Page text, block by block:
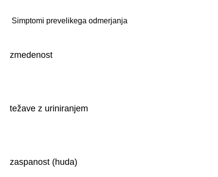
Simptomi prevelikega odmerjanja
zmedenost
težave z uriniranjem
zaspanost (huda)